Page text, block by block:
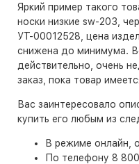
Яркий пример такого
носки низкие sw-203,
УТ-00012528, цена
снижена до минимума.
действительно, очень
заказ, пока товар
Вас заинтересовало
купить его любым из
В режиме онлайн,
По телефону 8